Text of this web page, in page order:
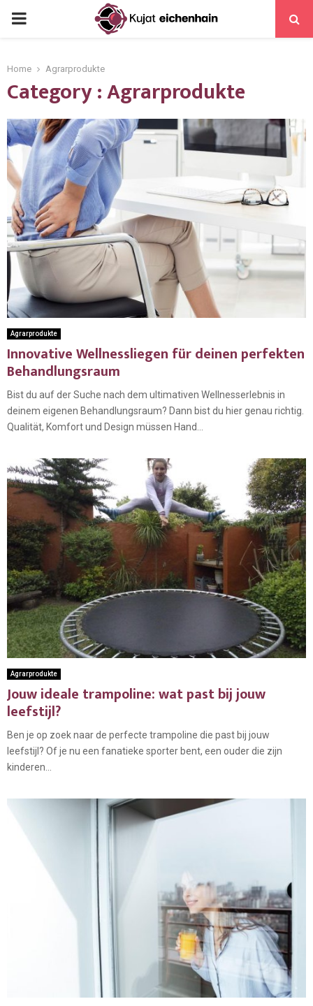
Home Agrarprodukte
Category : Agrarprodukte
Agrarprodukte
Innovative Wellnessliegen für deinen perfekten
Behandlungsraum
Bist du auf der Suche nach dem ultimativen Wellnesserlebnis in
deinem eigenen Behandlungsraum? Dann bist du hier genau richtig.
Qualität, Komfort und Design müssen Hand...
Agrarprodukte
Jouw ideale trampoline: wat past bij jouw
leefstijl?
Ben je op zoek naar de perfecte trampoline die past bij jouw
leefstijl? Of je nu een fanatieke sporter bent, een ouder die zijn
kinderen...